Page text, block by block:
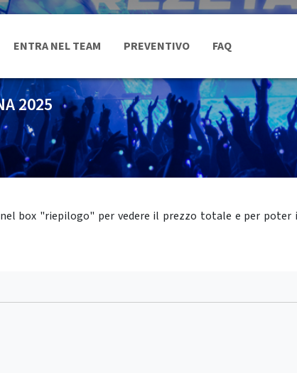
ENTRA NEL TEAM PREVENTIVO FAQ
2025
box "riepilogo" per vedere il prezzo totale e per poter